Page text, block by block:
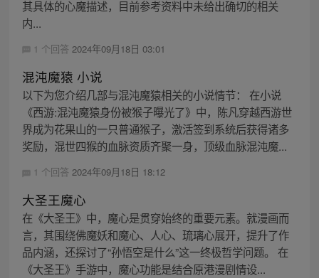
其具体的心魔描述，目前参考资料中未给出确切的相关
内...
1 个回答 2024年09月18日 03:01
混沌魔猿 小说
以下为您介绍几部与混沌魔猿相关的小说情节： 在小说
《西游:混沌魔猿身份被猴子曝光了》中，陈凡穿越西游世
界成为花果山的一只普通猴子，激活签到系统后获得诸多
奖励，混世四猴的血脉资质齐聚一身，顶级血脉混沌魔...
1 个回答 2024年09月18日 18:12
大圣王魔心
在《大圣王》中，魔心是贯穿始终的重要元素。就漫画而
言，其围绕佛魔妖和魔心、人心、琉璃心展开，提升了作
品内涵，还探讨了“孙悟空是什么”这一终极哲学问题。 在
《大圣王》手游中，魔心功能是结合原港漫剧情设...